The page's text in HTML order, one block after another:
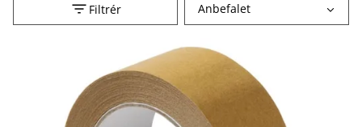
Filtrér
sorteringsrækkefølge
Anbefalet